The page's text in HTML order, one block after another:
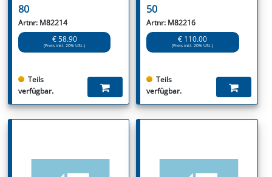
80
Artnr: M82214
€ 58.90
(Preis inkl. 20% USt.)
Teils
verfügbar.
50
Artnr: M82216
€ 110.00
(Preis inkl. 20% USt.)
Teils
verfügbar.